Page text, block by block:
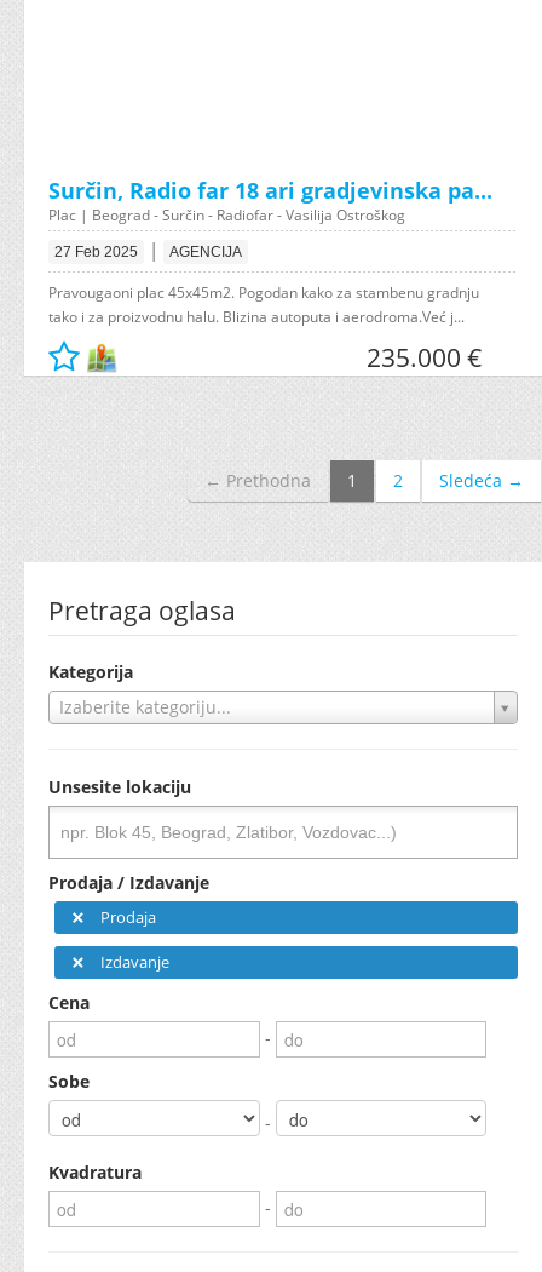
Surčin, Radio far 18 ari gradjevinska pa...
Plac | Beograd - Surčin - Radiofar - Vasilija Ostroškog
27 Feb 2025 | AGENCIJA
Pravougaoni plac 45x45m2. Pogodan kako za stambenu gradnju
tako i za proizvodnu halu. Blizina autoputa i aerodroma.Već j...
235.000 €
← Prethodna 1 2 Sledeća →
Pretraga oglasa
Kategorija
Izaberite kategoriju...
Unsesite lokaciju
Prodaja / Izdavanje
Prodaja
Izdavanje
Cena
-
Sobe
-
Kvadratura
-